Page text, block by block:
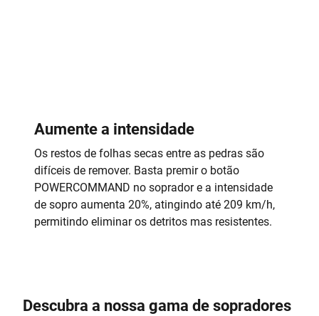
Aumente a intensidade
Os restos de folhas secas entre as pedras são
difíceis de remover. Basta premir o botão
POWERCOMMAND no soprador e a intensidade
de sopro aumenta 20%, atingindo até 209 km/h,
permitindo eliminar os detritos mas resistentes.
Descubra a nossa gama de sopradores